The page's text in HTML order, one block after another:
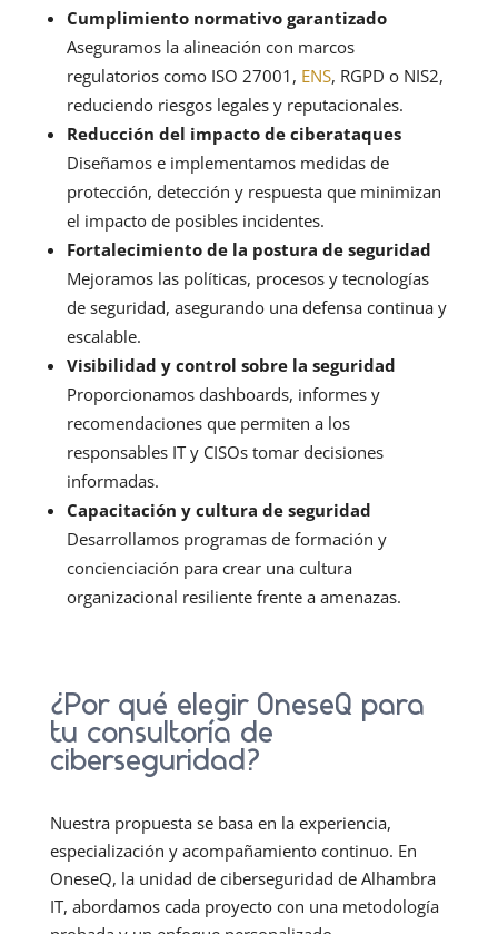
Cumplimiento normativo garantizado
Aseguramos la alineación con marcos
regulatorios como ISO 27001, ENS, RGPD o NIS2,
reduciendo riesgos legales y reputacionales.
Reducción del impacto de ciberataques
Diseñamos e implementamos medidas de
protección, detección y respuesta que minimizan
el impacto de posibles incidentes.
Fortalecimiento de la postura de seguridad
Mejoramos las políticas, procesos y tecnologías
de seguridad, asegurando una defensa continua y
escalable.
Visibilidad y control sobre la seguridad
Proporcionamos dashboards, informes y
recomendaciones que permiten a los
responsables IT y CISOs tomar decisiones
informadas.
Capacitación y cultura de seguridad
Desarrollamos programas de formación y
concienciación para crear una cultura
organizacional resiliente frente a amenazas.
¿Por qué elegir OneseQ para
tu consultoría de
ciberseguridad?
Nuestra propuesta se basa en la experiencia,
especialización y acompañamiento continuo. En
OneseQ, la unidad de ciberseguridad de Alhambra
IT, abordamos cada proyecto con una metodología